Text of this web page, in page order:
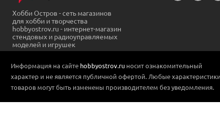
Хобби Остров - сеть магазинов
для хобби и творчества
hobbyostrov.ru - интернет-магазин
стендовых и радиоуправляемых
моделей и игрушек
Информация на сайте hobbyostrov.ru носит ознакомительный
характер и не является публичной офертой. Любые
товаров могут быть изменены производителем без уведомления.